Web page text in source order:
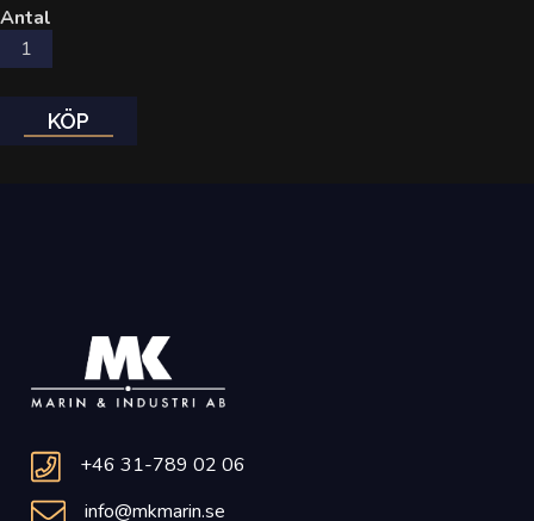
Antal
KÖP
+46 31-789 02 06
info@mkmarin.se